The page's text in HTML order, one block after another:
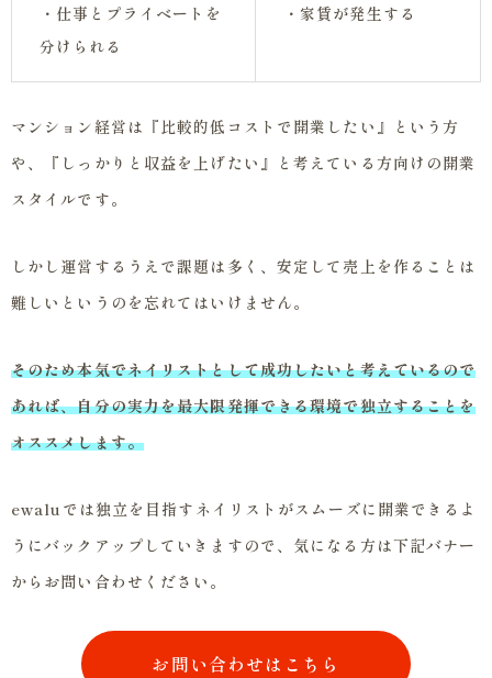
・仕事とプライベートを
分けられる
・家賃が発生する
マンション経営は『比較的低コストで開業したい』という方
や、『しっかりと収益を上げたい』と考えている方向けの開業
スタイルです。
しかし運営するうえで課題は多く、安定して売上を作ることは
難しいというのを忘れてはいけません。
そのため本気でネイリストとして成功したいと考えているので
あれば、自分の実力を最大限発揮できる環境で独立することを
オススメします。
ewaluでは独立を目指すネイリストがスムーズに開業できるよ
うにバックアップしていきますので、気になる方は下記バナー
からお問い合わせください。
お問い合わせはこちら